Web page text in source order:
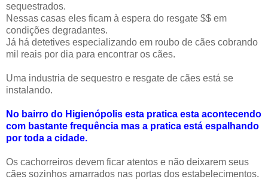
sequestrados.
Nessas casas eles ficam à espera do resgate $$ em
condições degradantes.
Já há detetives especializando em roubo de cães cobrando
mil reais por dia para encontrar os cães.
Uma industria de sequestro e resgate de cães está se
instalando.
No bairro do Higienópolis esta pratica esta acontecendo
com bastante frequência mas a pratica está espalhando
por toda a cidade.
Os cachorreiros devem ficar atentos e não deixarem seus
cães sozinhos amarrados nas portas dos estabelecimentos.